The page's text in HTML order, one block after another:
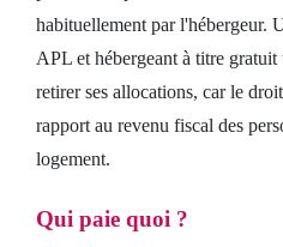
habituellement par l'hébergeur.
APL et hébergeant à titre
retirer ses allocations, car le
rapport au revenu fiscal des
logement.
Qui paie quoi ?